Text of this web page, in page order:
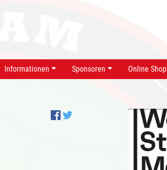
Informationen Sponsoren Online Shop